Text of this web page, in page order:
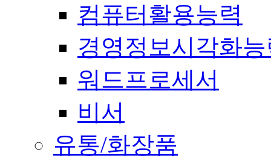
컴퓨터활용능력
경영정보시각화
워드프로세서
비서
유통/화장품